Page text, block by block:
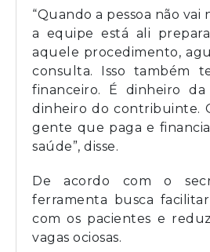
“Quando a pessoa não vai
a equipe está ali
aquele procedimento,
consulta. Isso também
financeiro. É dinheiro
dinheiro do contribuinte.
gente que paga e
saúde”, disse.
De acordo com o
ferramenta busca
com os pacientes e
vagas ociosas.